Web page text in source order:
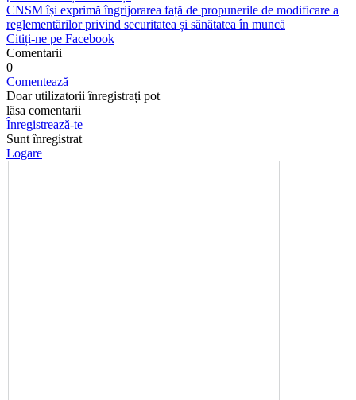
CNSM își exprimă îngrijorarea față de propunerile de modificare a
reglementărilor privind securitatea și sănătatea în muncă
Citiți-ne pe Facebook
Comentarii
0
Comentează
Doar utilizatorii înregistrați pot
lăsa comentarii
Înregistrează-te
Sunt înregistrat
Logare